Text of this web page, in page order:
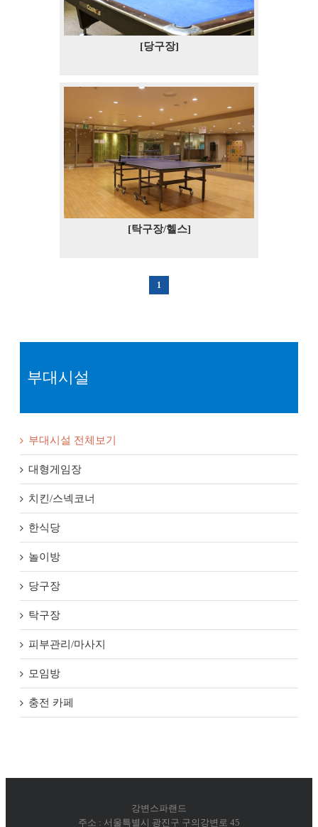
[당구장]
[탁구장/헬스]
1
부대시설
부대시설 전체보기
대형게임장
치킨/스넥코너
한식당
놀이방
당구장
탁구장
피부관리/마사지
모임방
충전 카페
강변스파랜드
주소 : 서울특별시 광진구 구의강변로 45